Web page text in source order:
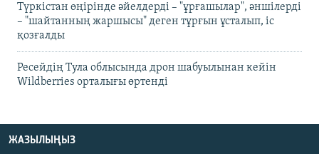
Түркістан өңірінде әйелдерді – "ұрғашылар", әншілерді
– "шайтанның жаршысы" деген тұрғын ұсталып, іс
қозғалды
Ресейдің Тула облысында дрон шабуылынан кейін
Wildberries орталығы өртенді
ЖАЗЫЛЫҢЫЗ